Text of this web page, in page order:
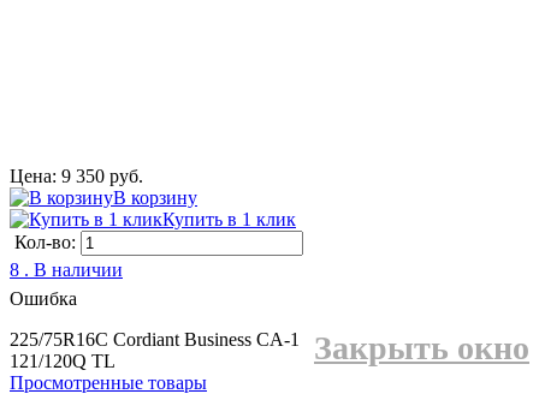
Цена: 9 350 руб.
В корзину
Купить в 1 клик
Кол-во:
8 . В наличии
Ошибка
Закрыть окно
225/75R16C Cordiant Business CA-1
121/120Q TL
Просмотренные товары